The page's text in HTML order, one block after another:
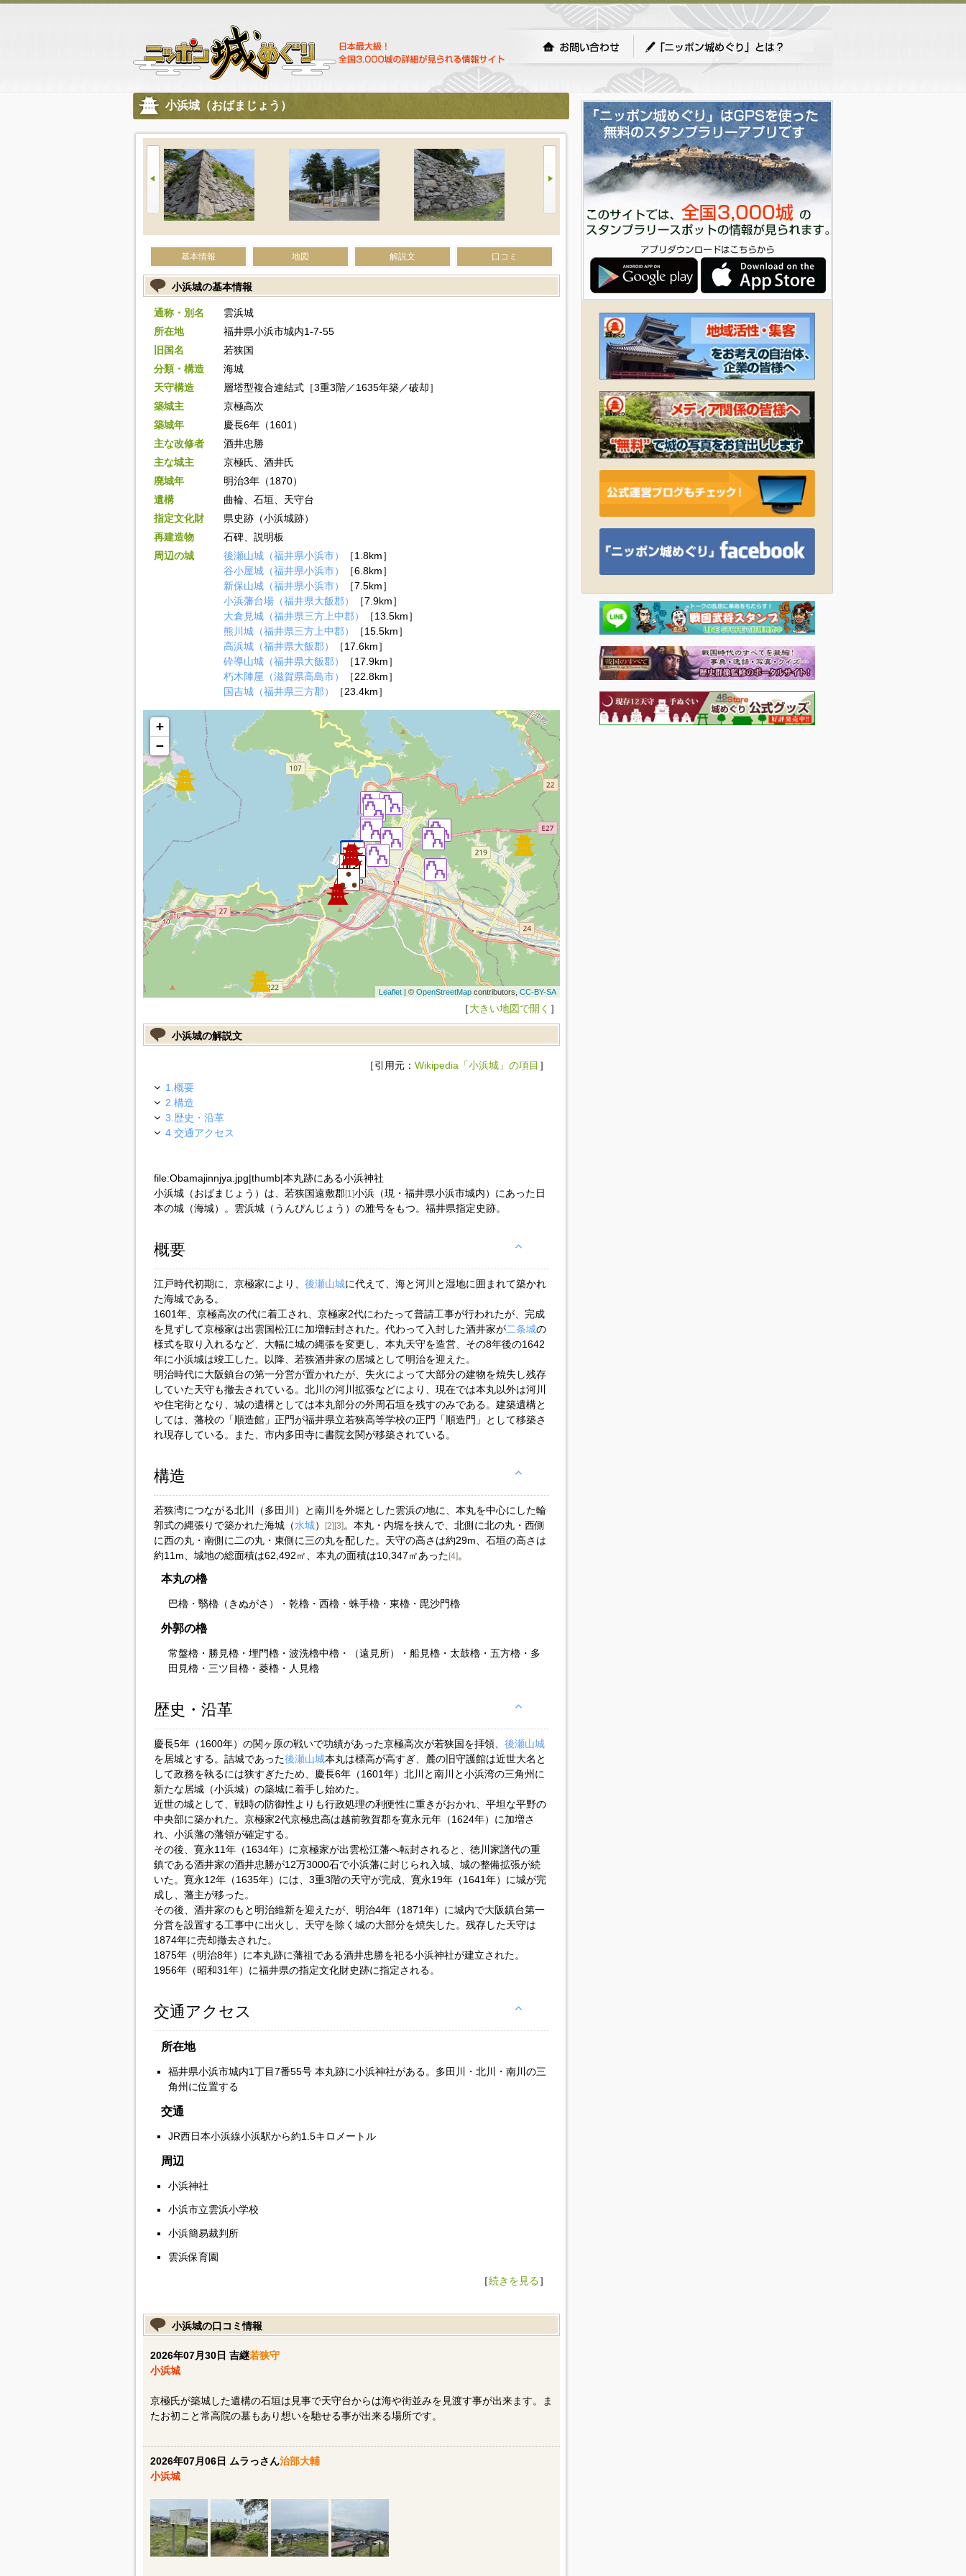
小浜城（おばまじょう）
基本情報 地図 解説文 口コミ
小浜城の基本情報
通称・別名
雲浜城
所在地
福井県小浜市城内1-7-55
旧国名
若狭国
分類・構造
海城
天守構造
層塔型複合連結式［3重3階／1635年築／破却］
築城主
京極高次
築城年
慶長6年（1601）
主な改修者
酒井忠勝
主な城主
京極氏、酒井氏
廃城年
明治3年（1870）
遺構
曲輪、石垣、天守台
指定文化財
県史跡（小浜城跡）
再建造物
石碑、説明板
周辺の城
後瀬山城（福井県小浜市）
［1.8km］
谷小屋城（福井県小浜市）
［6.8km］
新保山城（福井県小浜市）
［7.5km］
小浜藩台場（福井県大飯郡）
［7.9km］
大倉見城（福井県三方上中郡）
［13.5km］
熊川城（福井県三方上中郡）
［15.5km］
高浜城（福井県大飯郡）
［17.6km］
砕導山城（福井県大飯郡）
［17.9km］
朽木陣屋（滋賀県高島市）
［22.8km］
国吉城（福井県三方郡）
［23.4km］
+
−
Leaflet| © OpenStreetMapcontributors, CC-BY-SA
［大きい地図で開く ］
小浜城の解説文
［引用元： Wikipedia「小浜城」の項目 ］
1.概要
2.構造
3.歴史・沿革
4.交通アクセス
file:Obamajinnjya.jpg|thumb|本丸跡にある小浜神社
小浜城（おばまじょう）は、若狭国遠敷郡[1]小浜（現・福井県小浜市城内）にあった日
本の城（海城）。雲浜城（うんぴんじょう）の雅号をもつ。福井県指定史跡。
概要
江戸時代初期に、京極家により、 後瀬山城に代えて、海と河川と湿地に囲まれて築かれ
た海城である。
1601年、京極高次の代に着工され、京極家2代にわたって普請工事が行われたが、完成
を見ずして京極家は出雲国松江に加増転封された。代わって入封した酒井家が二条城の
様式を取り入れるなど、大幅に城の縄張を変更し、本丸天守を造営、その8年後の1642
年に小浜城は竣工した。以降、若狭酒井家の居城として明治を迎えた。
明治時代に大阪鎮台の第一分営が置かれたが、失火によって大部分の建物を焼失し残存
していた天守も撤去されている。北川の河川拡張などにより、現在では本丸以外は河川
や住宅街となり、城の遺構としては本丸部分の外周石垣を残すのみである。建築遺構と
しては、藩校の「順造館」正門が福井県立若狭高等学校の正門「順造門」として移築さ
れ現存している。また、市内多田寺に書院玄関が移築されている。
構造
若狭湾につながる北川（多田川）と南川を外堀とした雲浜の地に、本丸を中心にした輪
郭式の縄張りで築かれた海城（水城） [2] [3]。本丸・内堀を挟んで、北側に北の丸・西側
に西の丸・南側に二の丸・東側に三の丸を配した。天守の高さは約29m、石垣の高さは
約11m、城地の総面積は62,492㎡、本丸の面積は10,347㎡あった [4]。
本丸の櫓
巴櫓・翳櫓（きぬがさ）・乾櫓・西櫓・蛛手櫓・東櫓・毘沙門櫓
外郭の櫓
常盤櫓・勝見櫓・埋門櫓・波洗櫓中櫓・（遠見所）・船見櫓・太鼓櫓・五方櫓・多
田見櫓・三ツ目櫓・菱櫓・人見櫓
歴史・沿革
慶長5年（1600年）の関ヶ原の戦いで功績があった京極高次が若狭国を拝領、 後瀬山城
を居城とする。詰城であった後瀬山城本丸は標高が高すぎ、麓の旧守護館は近世大名と
して政務を執るには狭すぎたため、慶長6年（1601年）北川と南川と小浜湾の三角州に
新たな居城（小浜城）の築城に着手し始めた。
近世の城として、戦時の防御性よりも行政処理の利便性に重きがおかれ、平坦な平野の
中央部に築かれた。京極家2代京極忠高は越前敦賀郡を寛永元年（1624年）に加増さ
れ、小浜藩の藩領が確定する。
その後、寛永11年（1634年）に京極家が出雲松江藩へ転封されると、徳川家譜代の重
鎮である酒井家の酒井忠勝が12万3000石で小浜藩に封じられ入城、城の整備拡張が続
いた。寛永12年（1635年）には、3重3階の天守が完成、寛永19年（1641年）に城が完
成し、藩主が移った。
その後、酒井家のもと明治維新を迎えたが、明治4年（1871年）に城内で大阪鎮台第一
分営を設置する工事中に出火し、天守を除く城の大部分を焼失した。残存した天守は
1874年に売却撤去された。
1875年（明治8年）に本丸跡に藩祖である酒井忠勝を祀る小浜神社が建立された。
1956年（昭和31年）に福井県の指定文化財史跡に指定される。
交通アクセス
所在地
福井県小浜市城内1丁目7番55号 本丸跡に小浜神社がある。多田川・北川・南川の三
角州に位置する
交通
JR西日本小浜線小浜駅から約1.5キロメートル
周辺
小浜神社
小浜市立雲浜小学校
小浜簡易裁判所
雲浜保育園
［続きを見る］
小浜城の口コミ情報
2026年07月30日 吉継若狭守
小浜城
京極氏が築城した遺構の石垣は見事で天守台からは海や街並みを見渡す事が出来ます。ま
たお初こと常高院の墓もあり想いを馳せる事が出来る場所です。
2026年07月06日 ムラっさん治部大輔
小浜城